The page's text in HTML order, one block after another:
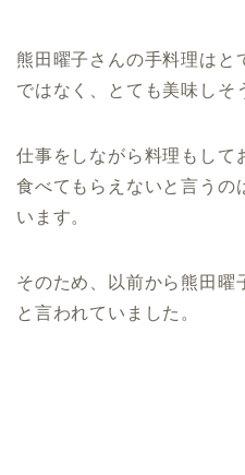
熊田曜子さんの手料理はと
ではなく、とても美味しそ
仕事をしながら料理もして
食べてもらえないと言うの
います。
そのため、以前から熊田曜
と言われていました。